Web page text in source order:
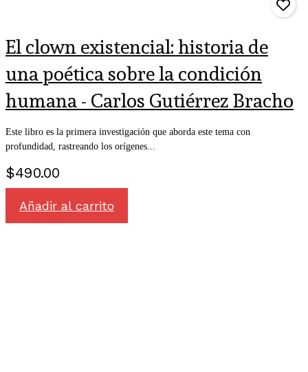
El clown existencial: historia de
una poética sobre la condición
humana - Carlos Gutiérrez Bracho
Este libro es la primera investigación que aborda este tema con
profundidad, rastreando los orígenes...
$490.00
Añadir al carrito